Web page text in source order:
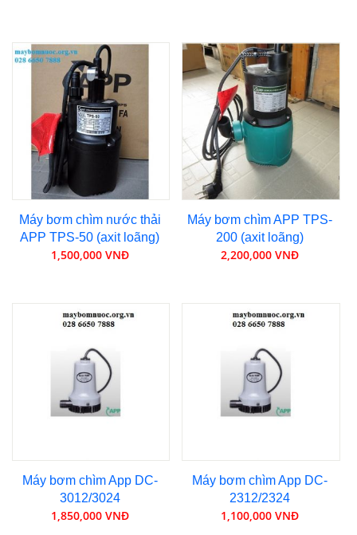
Máy bơm chìm nước thải
APP TPS-50 (axit loãng)
1,500,000 VNĐ
Máy bơm chìm APP TPS-
200 (axit loãng)
2,200,000 VNĐ
Máy bơm chìm App DC-
3012/3024
1,850,000 VNĐ
Máy bơm chìm App DC-
2312/2324
1,100,000 VNĐ